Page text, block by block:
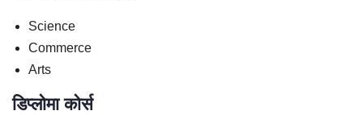
Science
Commerce
Arts
डिप्लोमा कोर्स